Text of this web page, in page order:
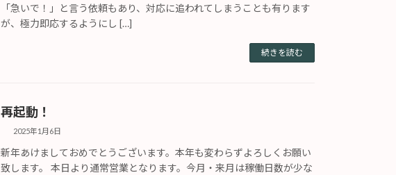
「急いで！」と言う依頼もあり、対応に追われてしまうことも有ります
が、極力即応するようにし […]
続きを読む
再起動！
2025年1月6日
新年あけましておめでとうございます。本年も変わらずよろしくお願い
致します。 本日より通常営業となります。今月・来月は稼働日数が少な